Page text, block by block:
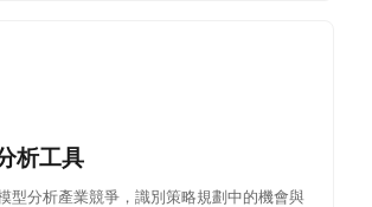
析工具
型分析產業競爭，識別策略規劃中的機會與